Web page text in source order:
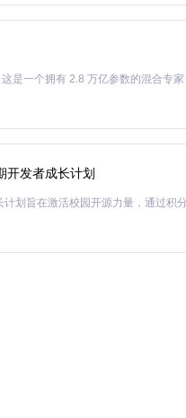
录下，具体文件名可能因项目
{
on port
开发者成长计划